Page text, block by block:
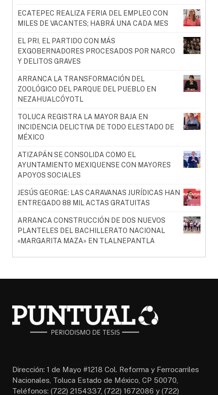
ECATEPEC REALIZA FERIA DEL EMPLEO CON
MILES DE VACANTES; HABRÁ UNA CADA MES
EL PRI, EL PARTIDO CON MÁS
EXGOBERNADORES PROCESADOS POR NARCO
Y DELITOS GRAVES
ARRANCA LA TRANSFORMACIÓN DEL
ZOOLÓGICO DEL PARQUE DEL PUEBLO EN
NEZAHUALCÓYOTL
TOLUCA REGISTRA LA MAYOR BAJA EN
INCIDENCIA DELICTIVA DE TODO ELESTADO DE
MÉXICO
ATIZAPÁN SE CONSOLIDA COMO EL
AYUNTAMIENTO MEXIQUENSE CON MAYORES
APOYOS SOCIALES
JESÚS GEORGE: LAS CARAVANAS JURÍDICAS HAN
ENTREGADO 88 MIL ACTAS GRATUITAS
ARRANCA CONSTRUCCIÓN DE DOS NUEVOS
PLANTELES DEL BACHILLERATO NACIONAL
«MARGARITA MAZA» EN TLALNEPANTLA
Dirección: 1 de Mayo #1218 Col. Reforma y Ferrocarriles
Nacionales, Toluca Estado de México, CP 50070,
Teléfonos: (722) 2154337, (722) 1672086 y (722)